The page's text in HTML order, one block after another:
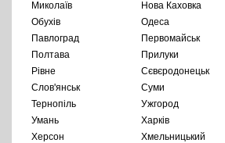
Миколаїв
Нова Каховка
Обухів
Одеса
Павлоград
Первомайськ
Полтава
Прилуки
Рівне
Сєвєродонецьк
Слов'янськ
Суми
Тернопіль
Ужгород
Умань
Харків
Херсон
Хмельницький